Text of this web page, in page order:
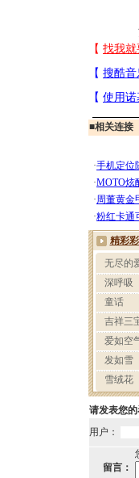
■相关连接
请发表您
用户：
留言：